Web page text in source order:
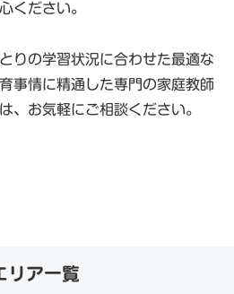
ください。
りの学習状況に合わせた最適な
事情に精通した専門の家庭教師
、お気軽にご相談ください。
リア一覧